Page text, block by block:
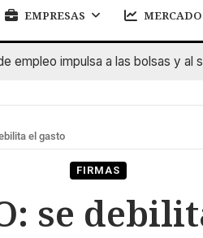
EMPRESAS
impulsa a las bolsas y al
el gasto
FIRMAS
se